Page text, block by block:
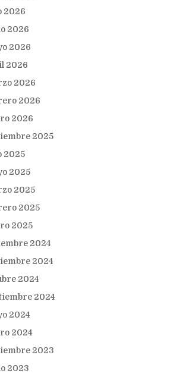
2026
2026
2026
2026
2026
2026
2026
2025
2025
2025
2025
2025
2025
2024
2024
2024
2024
2024
2024
2023
2023